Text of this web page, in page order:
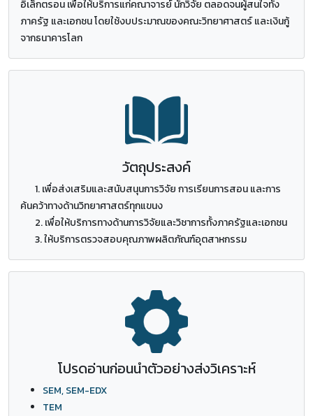
อิเล็กตรอน เพื่อให้บริการแก่คณาจารย์ นักวิจัย ตลอดจนผู้สนใจทั้ง
ภาครัฐ และเอกชน โดยใช้งบประมาณของคณะวิทยาศาสตร์ และเงินกู้
จากธนาคารโลก
วัตถุประสงค์
1. เพื่อส่งเสริมและสนับสนุนการวิจัย การเรียนการสอน และการ
ค้นคว้าทางด้านวิทยาศาสตร์ทุกแขนง
2. เพื่อให้บริการทางด้านการวิจัยและวิชาการทั้งภาครัฐและเอกชน
3. ให้บริการตรวจสอบคุณภาพผลิตภัณฑ์อุตสาหกรรม
โปรดอ่านก่อนนำตัวอย่างส่งวิเคราะห์
SEM, SEM-EDX
TEM